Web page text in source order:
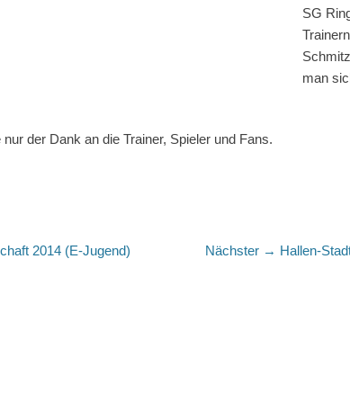
SG
man
der Dank an die Trainer, Spieler und Fans.
2014 (E-Jugend) Nächster → Nächster
Hallen-